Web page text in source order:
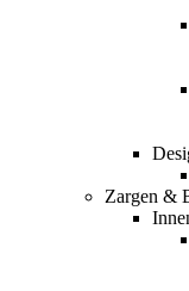
Zargen &